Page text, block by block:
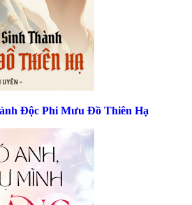
Độc Phi Mưu Đồ Thiên Hạ